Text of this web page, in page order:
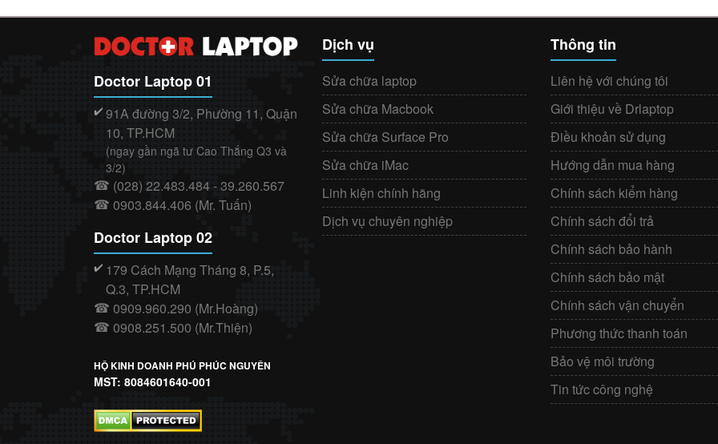
Doctor Laptop 01
✔️ 91A đường 3/2, Phường 11, Quận
10, TP.HCM
(ngay gần ngã tư Cao Thắng Q3 và
3/2)
☎ (028) 22.483.484 - 39.260.567
☎ 0903.844.406 (Mr. Tuấn)
Doctor Laptop 02
✔️ 179 Cách Mạng Tháng 8, P.5,
Q.3, TP.HCM
☎ 0909.960.290 (Mr.Hoàng)
☎ 0908.251.500 (Mr.Thiện)
HỘ KINH DOANH PHÚ PHÚC NGUYÊN
MST: 8084601640-001
Dịch vụ
Sửa chữa laptop
Sửa chữa Macbook
Sửa chữa Surface Pro
Sửa chữa iMac
Linh kiện chính hãng
Dịch vụ chuyên nghiệp
Thông tin
Liên hệ với chúng tôi
Giới thiệu về Drlaptop
Điều khoản sử dụng
Hướng dẫn mua hàng
Chính sách kiểm hàng
Chính sách đổi trả
Chính sách bảo hành
Chính sách bảo mật
Chính sách vận chuyển
Phương thức thanh toán
Bảo vệ môi trường
Tin tức công nghệ